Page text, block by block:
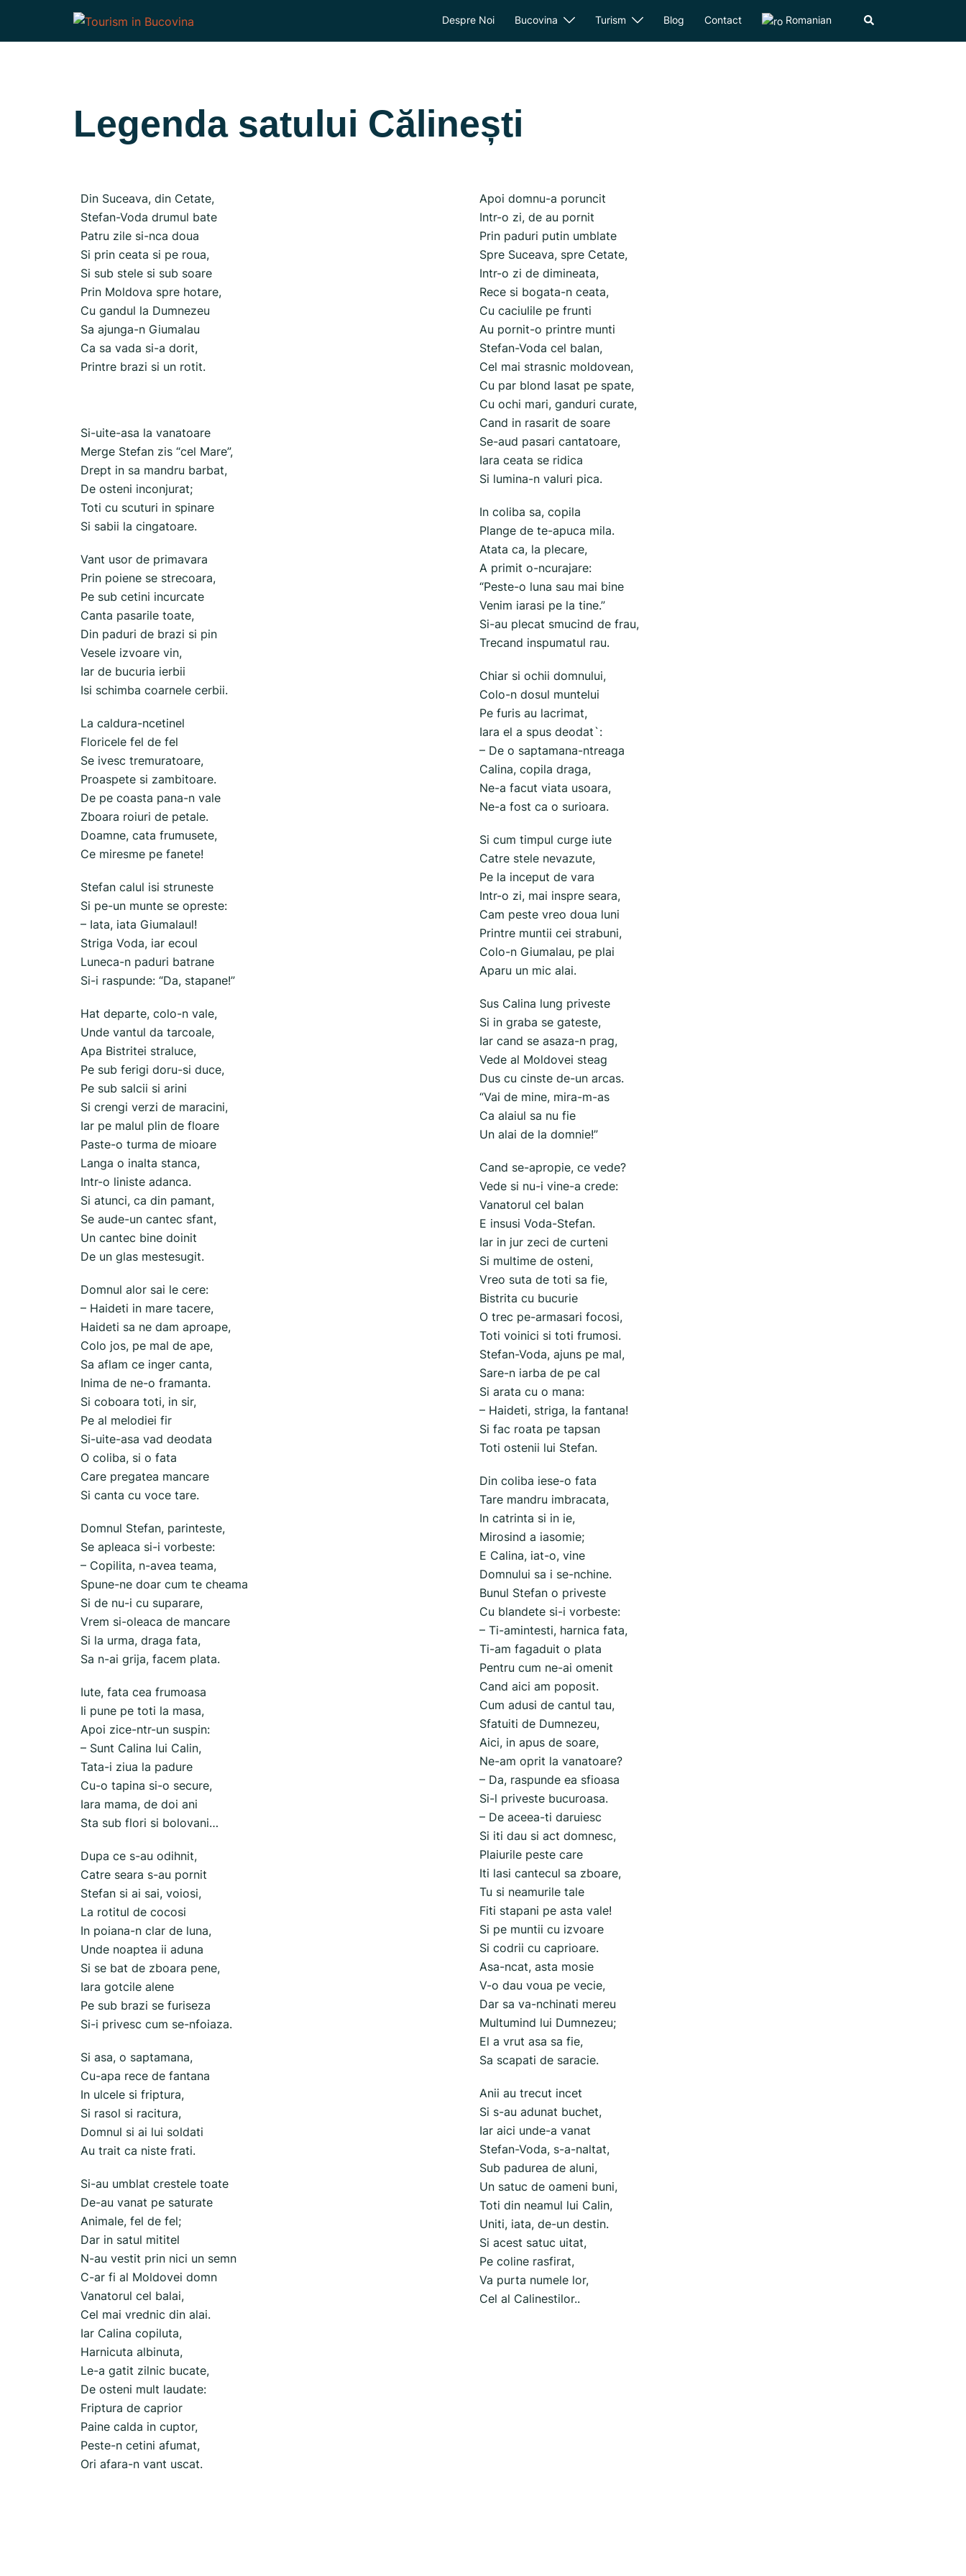
Despre Noi Bucovina Turism Blog Contact Romanian
Legenda satului Călinești
Din Suceava, din Cetate,
Stefan-Voda drumul bate
Patru zile si-nca doua
Si prin ceata si pe roua,
Si sub stele si sub soare
Prin Moldova spre hotare,
Cu gandul la Dumnezeu
Sa ajunga-n Giumalau
Ca sa vada si-a dorit,
Printre brazi si un rotit.
Si-uite-asa la vanatoare
Merge Stefan zis “cel Mare”,
Drept in sa mandru barbat,
De osteni inconjurat;
Toti cu scuturi in spinare
Si sabii la cingatoare.
Vant usor de primavara
Prin poiene se strecoara,
Pe sub cetini incurcate
Canta pasarile toate,
Din paduri de brazi si pin
Vesele izvoare vin,
Iar de bucuria ierbii
Isi schimba coarnele cerbii.
La caldura-ncetinel
Floricele fel de fel
Se ivesc tremuratoare,
Proaspete si zambitoare.
De pe coasta pana-n vale
Zboara roiuri de petale.
Doamne, cata frumusete,
Ce miresme pe fanete!
Stefan calul isi struneste
Si pe-un munte se opreste:
– Iata, iata Giumalaul!
Striga Voda, iar ecoul
Luneca-n paduri batrane
Si-i raspunde: “Da, stapane!”
Hat departe, colo-n vale,
Unde vantul da tarcoale,
Apa Bistritei straluce,
Pe sub ferigi doru-si duce,
Pe sub salcii si arini
Si crengi verzi de maracini,
Iar pe malul plin de floare
Paste-o turma de mioare
Langa o inalta stanca,
Intr-o liniste adanca.
Si atunci, ca din pamant,
Se aude-un cantec sfant,
Un cantec bine doinit
De un glas mestesugit.
Domnul alor sai le cere:
– Haideti in mare tacere,
Haideti sa ne dam aproape,
Colo jos, pe mal de ape,
Sa aflam ce inger canta,
Inima de ne-o framanta.
Si coboara toti, in sir,
Pe al melodiei fir
Si-uite-asa vad deodata
O coliba, si o fata
Care pregatea mancare
Si canta cu voce tare.
Domnul Stefan, parinteste,
Se apleaca si-i vorbeste:
– Copilita, n-avea teama,
Spune-ne doar cum te cheama
Si de nu-i cu suparare,
Vrem si-oleaca de mancare
Si la urma, draga fata,
Sa n-ai grija, facem plata.
Iute, fata cea frumoasa
Ii pune pe toti la masa,
Apoi zice-ntr-un suspin:
– Sunt Calina lui Calin,
Tata-i ziua la padure
Cu-o tapina si-o secure,
Iara mama, de doi ani
Sta sub flori si bolovani…
Dupa ce s-au odihnit,
Catre seara s-au pornit
Stefan si ai sai, voiosi,
La rotitul de cocosi
In poiana-n clar de luna,
Unde noaptea ii aduna
Si se bat de zboara pene,
Iara gotcile alene
Pe sub brazi se furiseza
Si-i privesc cum se-nfoiaza.
Si asa, o saptamana,
Cu-apa rece de fantana
In ulcele si friptura,
Si rasol si racitura,
Domnul si ai lui soldati
Au trait ca niste frati.
Si-au umblat crestele toate
De-au vanat pe saturate
Animale, fel de fel;
Dar in satul mititel
N-au vestit prin nici un semn
C-ar fi al Moldovei domn
Vanatorul cel balai,
Cel mai vrednic din alai.
Iar Calina copiluta,
Harnicuta albinuta,
Le-a gatit zilnic bucate,
De osteni mult laudate:
Friptura de caprior
Paine calda in cuptor,
Peste-n cetini afumat,
Ori afara-n vant uscat.
Apoi domnu-a poruncit
Intr-o zi, de au pornit
Prin paduri putin umblate
Spre Suceava, spre Cetate,
Intr-o zi de dimineata,
Rece si bogata-n ceata,
Cu caciulile pe frunti
Au pornit-o printre munti
Stefan-Voda cel balan,
Cel mai strasnic moldovean,
Cu par blond lasat pe spate,
Cu ochi mari, ganduri curate,
Cand in rasarit de soare
Se-aud pasari cantatoare,
Iara ceata se ridica
Si lumina-n valuri pica.
In coliba sa, copila
Plange de te-apuca mila.
Atata ca, la plecare,
A primit o-ncurajare:
“Peste-o luna sau mai bine
Venim iarasi pe la tine.”
Si-au plecat smucind de frau,
Trecand inspumatul rau.
Chiar si ochii domnului,
Colo-n dosul muntelui
Pe furis au lacrimat,
Iara el a spus deodat`:
– De o saptamana-ntreaga
Calina, copila draga,
Ne-a facut viata usoara,
Ne-a fost ca o surioara.
Si cum timpul curge iute
Catre stele nevazute,
Pe la inceput de vara
Intr-o zi, mai inspre seara,
Cam peste vreo doua luni
Printre muntii cei strabuni,
Colo-n Giumalau, pe plai
Aparu un mic alai.
Sus Calina lung priveste
Si in graba se gateste,
Iar cand se asaza-n prag,
Vede al Moldovei steag
Dus cu cinste de-un arcas.
“Vai de mine, mira-m-as
Ca alaiul sa nu fie
Un alai de la domnie!”
Cand se-apropie, ce vede?
Vede si nu-i vine-a crede:
Vanatorul cel balan
E insusi Voda-Stefan.
Iar in jur zeci de curteni
Si multime de osteni,
Vreo suta de toti sa fie,
Bistrita cu bucurie
O trec pe-armasari focosi,
Toti voinici si toti frumosi.
Stefan-Voda, ajuns pe mal,
Sare-n iarba de pe cal
Si arata cu o mana:
– Haideti, striga, la fantana!
Si fac roata pe tapsan
Toti ostenii lui Stefan.
Din coliba iese-o fata
Tare mandru imbracata,
In catrinta si in ie,
Mirosind a iasomie;
E Calina, iat-o, vine
Domnului sa i se-nchine.
Bunul Stefan o priveste
Cu blandete si-i vorbeste:
– Ti-amintesti, harnica fata,
Ti-am fagaduit o plata
Pentru cum ne-ai omenit
Cand aici am poposit.
Cum adusi de cantul tau,
Sfatuiti de Dumnezeu,
Aici, in apus de soare,
Ne-am oprit la vanatoare?
– Da, raspunde ea sfioasa
Si-l priveste bucuroasa.
– De aceea-ti daruiesc
Si iti dau si act domnesc,
Plaiurile peste care
Iti lasi cantecul sa zboare,
Tu si neamurile tale
Fiti stapani pe asta vale!
Si pe muntii cu izvoare
Si codrii cu caprioare.
Asa-ncat, asta mosie
V-o dau voua pe vecie,
Dar sa va-nchinati mereu
Multumind lui Dumnezeu;
El a vrut asa sa fie,
Sa scapati de saracie.
Anii au trecut incet
Si s-au adunat buchet,
Iar aici unde-a vanat
Stefan-Voda, s-a-naltat,
Sub padurea de aluni,
Un satuc de oameni buni,
Toti din neamul lui Calin,
Uniti, iata, de-un destin.
Si acest satuc uitat,
Pe coline rasfirat,
Va purta numele lor,
Cel al Calinestilor..